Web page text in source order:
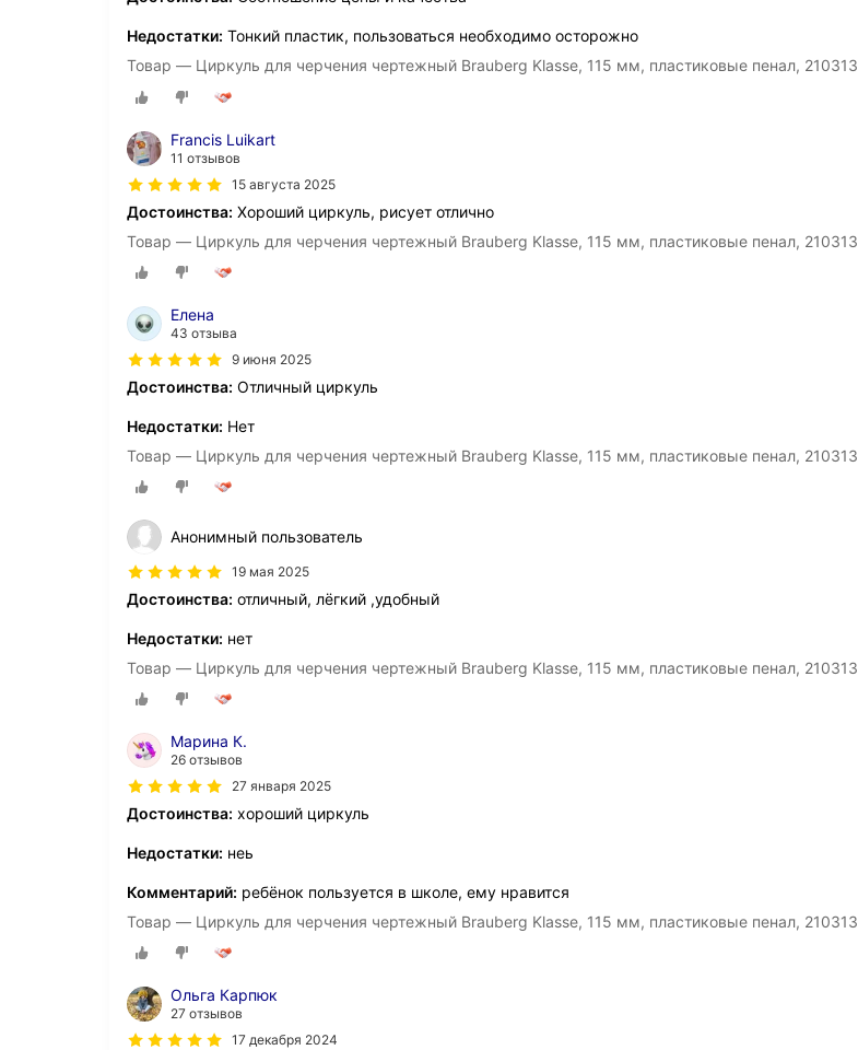
Недостатки: Тонкий пластик, пользоваться необходимо осторожно
Товар — Циркуль для черчения чертежный Brauberg Klasse, 115 мм, пластиковые пенал, 210313
Francis Luikart
11 отзывов
15 августа 2025
Достоинства: Хороший циркуль, рисует отлично
Товар — Циркуль для черчения чертежный Brauberg Klasse, 115 мм, пластиковые пенал, 210313
Елена
43 отзыва
9 июня 2025
Достоинства: Отличный циркуль
Недостатки: Нет
Товар — Циркуль для черчения чертежный Brauberg Klasse, 115 мм, пластиковые пенал, 210313
Анонимный пользователь
19 мая 2025
Достоинства: отличный, лёгкий ,удобный
Недостатки: нет
Товар — Циркуль для черчения чертежный Brauberg Klasse, 115 мм, пластиковые пенал, 210313
Марина К.
26 отзывов
27 января 2025
Достоинства: хороший циркуль
Недостатки: неь
Комментарий: ребёнок пользуется в школе, ему нравится
Товар — Циркуль для черчения чертежный Brauberg Klasse, 115 мм, пластиковые пенал, 210313
Ольга Карпюк
27 отзывов
17 декабря 2024